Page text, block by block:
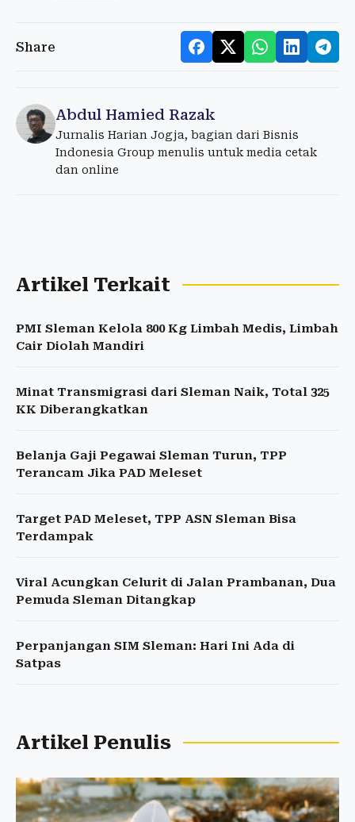
Share
Abdul Hamied Razak
Jurnalis Harian Jogja, bagian dari Bisnis
Indonesia Group menulis untuk media cetak
dan online
Artikel Terkait
PMI Sleman Kelola 800 Kg Limbah Medis, Limbah
Cair Diolah Mandiri
Minat Transmigrasi dari Sleman Naik, Total 325
KK Diberangkatkan
Belanja Gaji Pegawai Sleman Turun, TPP
Terancam Jika PAD Meleset
Target PAD Meleset, TPP ASN Sleman Bisa
Terdampak
Viral Acungkan Celurit di Jalan Prambanan, Dua
Pemuda Sleman Ditangkap
Perpanjangan SIM Sleman: Hari Ini Ada di
Satpas
Artikel Penulis